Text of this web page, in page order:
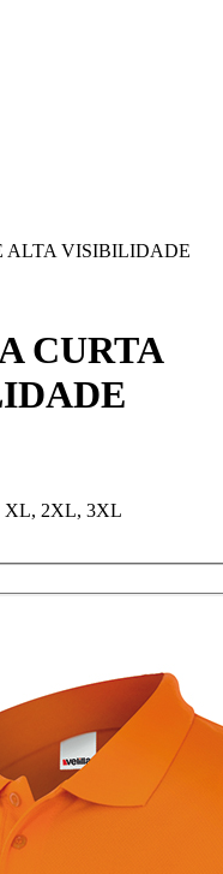
ALTA VISIBILIDADE
CURTA
XL, 2XL, 3XL